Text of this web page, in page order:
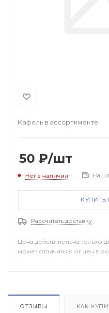
Кафель в ассортименте
50 ₽/шт
Нет в наличии
КУПИТЬ
Рассчитать доставку
Цена действительна только
может отличаться от цен в
ОТЗЫВЫ КАК